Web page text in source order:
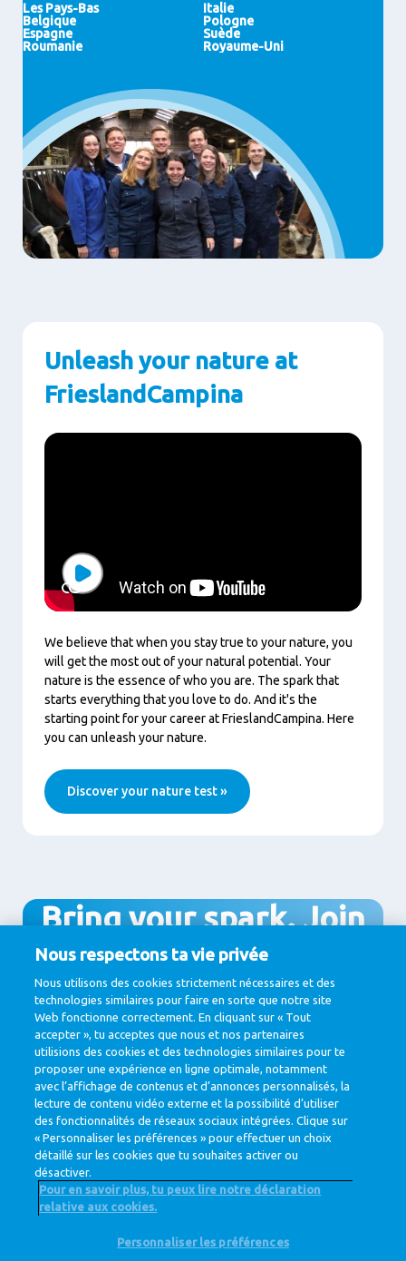
Les Pays-Bas
Italie
Belgique
Pologne
Espagne
Suède
Roumanie
Royaume-Uni
Emirats Arabes Unis
Nouvelle-Zélande
Unleash your nature at
FrieslandCampina
Play
We believe that when you stay true to your nature, you
will get the most out of your natural potential. Your
nature is the essence of who you are. The spark that
starts everything that you love to do. And it's the
starting point for your career at FrieslandCampina. Here
you can unleash your nature.
Discover your nature test »
Bring your spark. Join
us. Grow with us.
Join us!
Nous respectons ta vie privée
Nous utilisons des cookies strictement nécessaires et des
technologies similaires pour faire en sorte que notre site
Web fonctionne correctement. En cliquant sur « Tout
accepter », tu acceptes que nous et nos partenaires
utilisions des cookies et des technologies similaires pour te
proposer une expérience en ligne optimale, notamment
avec l’affichage de contenus et d’annonces personnalisés, la
lecture de contenu vidéo externe et la possibilité d’utiliser
des fonctionnalités de réseaux sociaux intégrées. Clique sur
« Personnaliser les préférences » pour effectuer un choix
détaillé sur les cookies que tu souhaites activer ou
désactiver.
Pour en savoir plus, tu peux lire notre déclaration
relative aux cookies.
Personnaliser les préférences